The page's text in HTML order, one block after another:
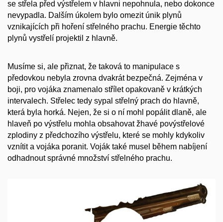
se střela před výstřelem v hlavni nepohnula, nebo dokonce
nevypadla. Dalším úkolem bylo omezit únik plynů
vznikajících při hoření střelného prachu. Energie těchto
plynů vystřelí projektil z hlavně.
Musíme si, ale přiznat, že taková to manipulace s
předovkou nebyla zrovna dvakrát bezpečná. Zejména v
boji, pro vojáka znamenalo střílet opakovaně v krátkých
intervalech. Střelec tedy sypal střelný prach do hlavně,
která byla horká. Nejen, že si o ní mohl popálit dlaně, ale
hlaveň po výstřelu mohla obsahovat žhavé povýstřelové
zplodiny z předchozího výstřelu, které se mohly kdykoliv
vznítit a vojáka poranit. Voják také musel během nabíjení
odhadnout správné množství střelného prachu.